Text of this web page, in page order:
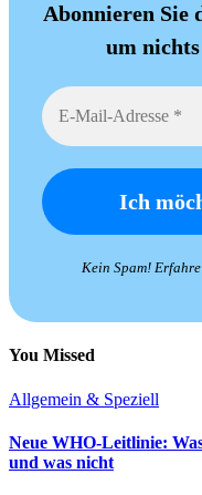
Abonnieren Sie
um
Kein Spam!
You Missed
Allgemein & Speziell
Neue WHO-Leitlinie:
und was nicht